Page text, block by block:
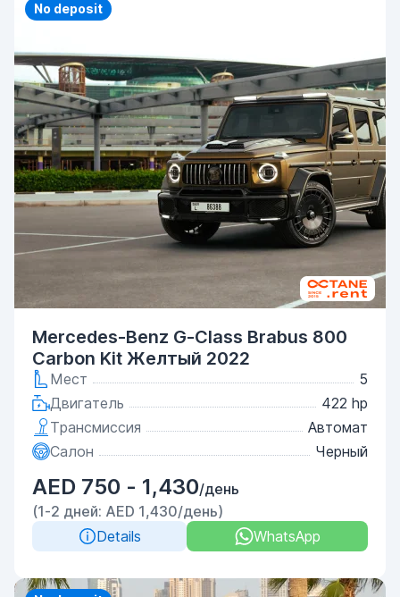
Priority
No deposit
Mercedes-Benz G-Class Brabus 800
Carbon Kit Желтый 2022
Мест
5
Двигатель
422 hp
Трансмиссия
Автомат
Салон
Черный
AED 750 - 1,430/день
(1-2 дней: AED 1,430/день)
Details
WhatsApp